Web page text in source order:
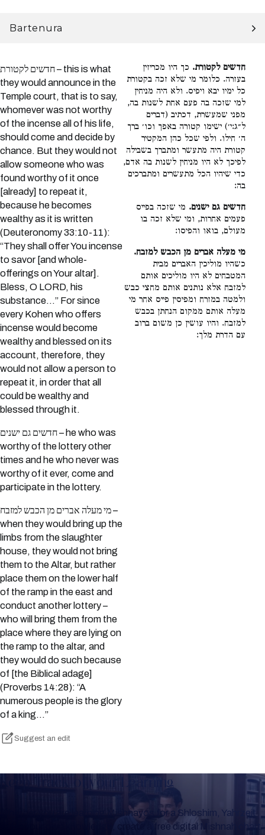
Bartenura
חדשים לקטורת – this is what
they would announce in the
Temple court, that is to say,
whomever was not worthy
of the incense all of his life,
should come and decide by
chance. But they would not
allow someone who was
found worthy of it once
[already] to repeat it,
because he becomes
wealthy as it is written
(Deuteronomy 33:10-11):
“They shall offer You incense
to savor [and whole-
offerings on Your altar].
Bless, O LORD, his
substance…” For since
every Kohen who offers
incense would become
wealthy and blessed on its
account, therefore, they
would not allow a person to
repeat it, in order that all
could be wealthy and
blessed through it.
חדשים גם ישנים – he who was
worthy of the lottery other
times and he who never was
worthy of it ever, come and
participate in the lottery.
מי מעלה אברים מן הכבש למזבח –
when they would bring up the
limbs from the slaughter
house, they would not bring
them to the Altar, but rather
place them on the lower half
of the ramp in the east and
conduct another lottery –
who will bring them from the
place where they are lying on
the ramp to the altar, and
they would do such because
of [the Biblical adage]
(Proverbs 14:28): “A
numerous people is the glory
of a king…”
Suggest an edit
חדשים לקטורת. כך היו מכריזין
בעזרה. כלומר מי שלא זכה בקטורת
כל ימיו יבא ויפיס. ולא היה מניחין
למי שזכה בה פעם אחת לשנות בה,
מפני שמעשרת, דכתיב (דברים
ל״ג:י׳) ישימו קטורה באפך וכו׳ ברך
ה׳ חילו. ולפי שכל כהן המקטיר
קטורת היה מתעשר ומתברך בשבילה
לפיכך לא היו מניחין לשנות בה אדם,
כדי שיהיו הכל מתעשרים ומתברכים
בה:
חדשים גם ישנים. מי שזכה בפייס
פעמים אחרות, ומי שלא זכה בו
מעולם, בואו והפיסו:
מי מעלה אברים מן הכבש למזבח.
כשהיו מוליכין האברים מבית
המטבחים לא היו מוליכים אותם
למזבח אלא נותנים אותם מחצי כבש
ולמטה במזרח ומפיסין פייס אחר מי
מעלה אותם ממקום הנחתן בכבש
למזבח. והיו עושין כן משום ברוב
עם הדרת מלך:
Keep Track of your Learning
Whether you are learning Mishnayos for a Shloshim, Yahrzeit
or for your own knowledge, create a free digital Mishnah chart